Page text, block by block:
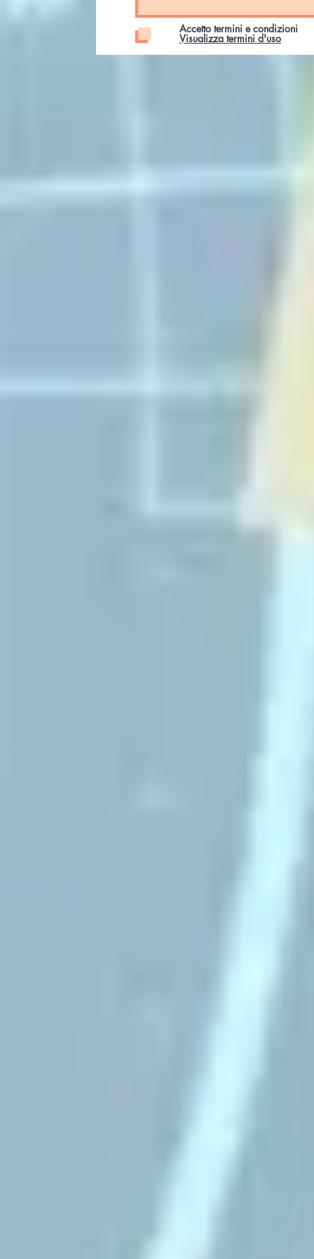
Accetto termini e condizioni
Visualizza termini d'uso